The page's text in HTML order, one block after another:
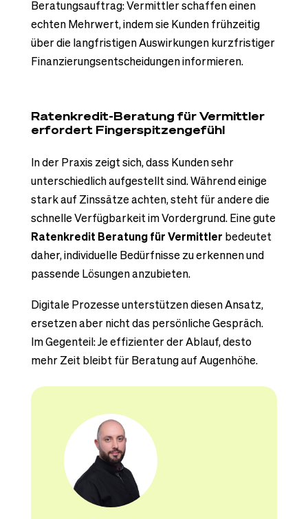
Beratungsauftrag: Vermittler schaffen einen
echten Mehrwert, indem sie Kunden frühzeitig
über die langfristigen Auswirkungen kurzfristiger
Finanzierungsentscheidungen informieren.
Ratenkredit-Beratung für Vermittler
erfordert Fingerspitzengefühl
In der Praxis zeigt sich, dass Kunden sehr
unterschiedlich aufgestellt sind. Während einige
stark auf Zinssätze achten, steht für andere die
schnelle Verfügbarkeit im Vordergrund. Eine gute
Ratenkredit Beratung für Vermittler bedeutet
daher, individuelle Bedürfnisse zu erkennen und
passende Lösungen anzubieten.
Digitale Prozesse unterstützen diesen Ansatz,
ersetzen aber nicht das persönliche Gespräch.
Im Gegenteil: Je effizienter der Ablauf, desto
mehr Zeit bleibt für Beratung auf Augenhöhe.